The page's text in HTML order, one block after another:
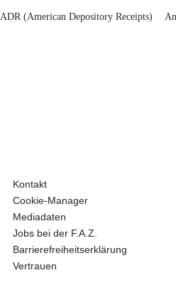
ADR (American Depository Receipts)
Kontakt
Cookie-Manager
Mediadaten
Jobs bei der F.A.Z.
Barrierefreiheitserklärung
Vertrauen